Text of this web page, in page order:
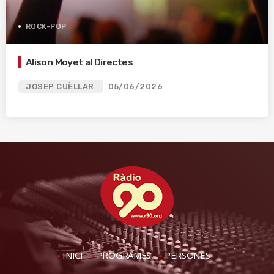
ROCK-POP
Alison Moyet al Directes
JOSEP CUÈLLAR 05/06/2026
INICI PROGRAMES PERSONES